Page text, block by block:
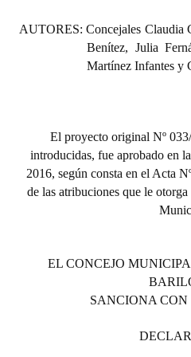
Antiguos Pobladores
Datos Históricos
Premio al Mérito - Registro
Audiencias Públicas - Registro
Periodistas Decanos - Registro
Ciudadano Ilustre - Registro
Banca del Vecino - Registro
AUTORES:Concejales Claudia
Benítez, Julia
Martínez Infantes y
El proyecto original Nº
introducidas, fue aprobado en
2016, según consta en el Acta
de las atribuciones que le
EL CONCEJO
SANCIONA